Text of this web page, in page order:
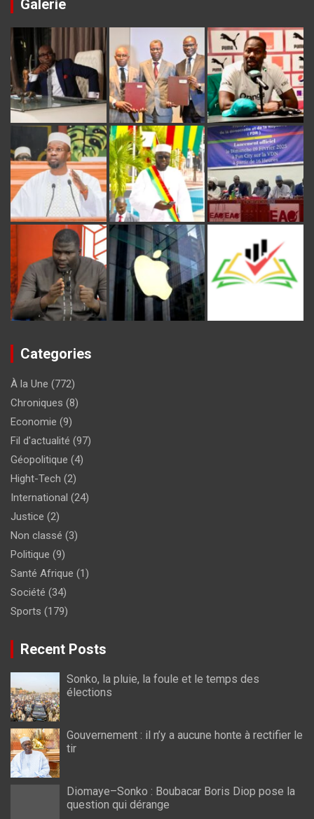
Galerie
Categories
À la Une (772)
Chroniques (8)
Economie (9)
Fil d'actualité (97)
Géopolitique (4)
Hight-Tech (2)
International (24)
Justice (2)
Non classé (3)
Politique (9)
Santé Afrique (1)
Société (34)
Sports (179)
Recent Posts
Sonko, la pluie, la foule et le temps des
élections
Gouvernement : il n’y a aucune honte à rectifier le
tir
Diomaye–Sonko : Boubacar Boris Diop pose la
question qui dérange